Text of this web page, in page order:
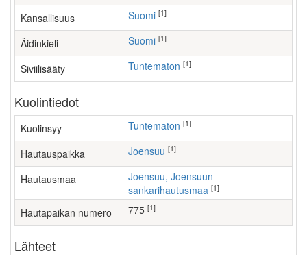
Kansallisuus Suomi [1]
Äidinkieli Suomi [1]
Siviilisääty Tuntematon [1]
Kuolintiedot
Kuolinsyy Tuntematon [1]
Hautauspaikka Joensuu [1]
Hautausmaa
Joensuu, Joensuun
sankarihautusmaa [1]
Hautapaikan numero 775 [1]
Lähteet